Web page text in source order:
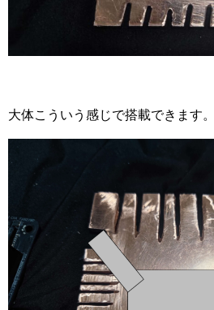
大体こういう感じで搭載できます。